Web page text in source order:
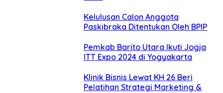
Kelulusan Calon Anggota
Paskibraka Ditentukan Oleh BPIP
Pemkab Barito Utara Ikuti Jogja
ITT Expo 2024 di Yogyakarta
Klinik Bisnis Lewat KH 26 Beri
Pelatihan Strategi Marketing &